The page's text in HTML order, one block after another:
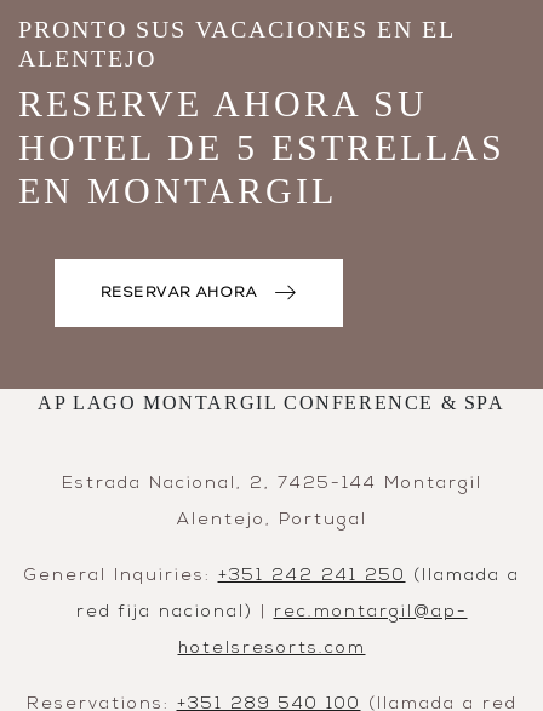
PRONTO SUS VACACIONES EN EL
ALENTEJO
RESERVE AHORA SU
HOTEL DE 5 ESTRELLAS
EN MONTARGIL
RESERVAR AHORA
AP LAGO MONTARGIL CONFERENCE & SPA
Estrada Nacional, 2, 7425-144 Montargil
Alentejo, Portugal
General Inquiries: +351 242 241 250
(llamada a
red fija nacional)
rec.montargil@ap-
hotelsresorts.com
Reservations: +351 289 540 100
(llamada a red